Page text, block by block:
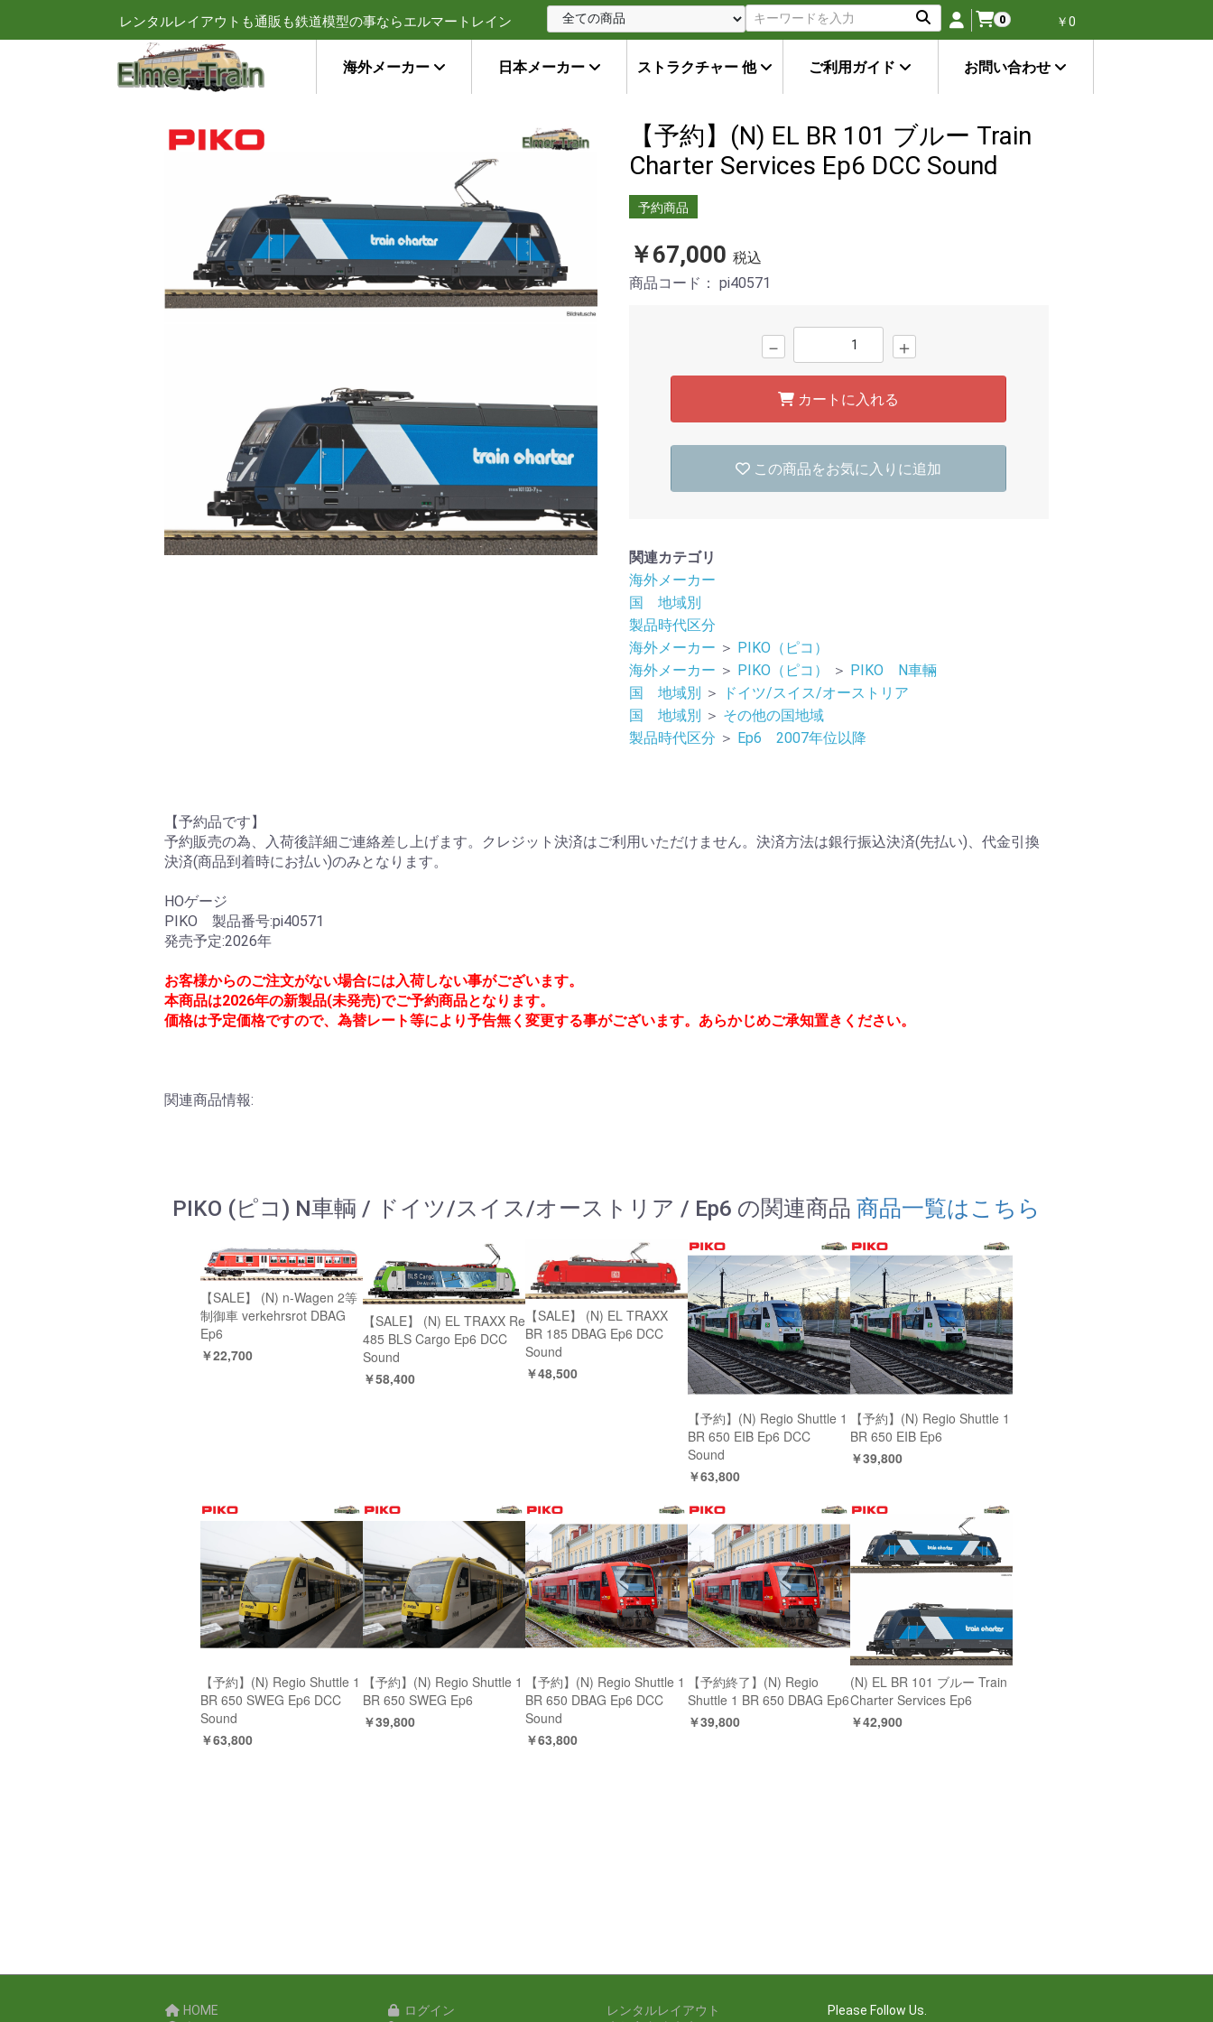
レンタルレイアウトも通販も鉄道模型の事ならエルマートレイン 0 ￥0
海外メーカー 日本メーカー ストラクチャー 他 ご利用ガイド お問い合わせ
【予約】(N) EL BR 101 ブルー Train
Charter Services Ep6 DCC Sound
予約商品
￥67,000 税込
商品コード： pi40571
－ ＋
カートに入れる
この商品をお気に入りに追加
関連カテゴリ
海外メーカー
国 地域別
製品時代区分
海外メーカー ＞ PIKO（ピコ）
海外メーカー ＞ PIKO（ピコ） ＞ PIKO N車輛
国 地域別 ＞
ドイツ/スイス/オーストリア
国 地域別 ＞ その他の国地域
製品時代区分 ＞ Ep6 2007年位以降
【予約品です】
予約販売の為、入荷後詳細ご連絡差し上げます。クレジット決済はご利用いただけません。決済方法は銀行振込決済(先払い)、代金引換
決済(商品到着時にお払い)のみとなります。
HOゲージ
PIKO 製品番号:pi40571
発売予定:2026年
お客様からのご注文がない場合には入荷しない事がございます。
本商品は2026年の新製品(未発売)でご予約商品となります。
価格は予定価格ですので、為替レート等により予告無く変更する事がございます。あらかじめご承知置きください。
関連商品情報:
PIKO (ピコ) N車輌 / ドイツ/スイス/オーストリア / Ep6 の関連商品 商品一覧はこちら
【SALE】 (N) n-Wagen 2等
制御車 verkehrsrot DBAG
Ep6
￥22,700
【SALE】 (N) EL TRAXX Re
485 BLS Cargo Ep6 DCC
Sound
￥58,400
【SALE】 (N) EL TRAXX
BR 185 DBAG Ep6 DCC
Sound
￥48,500
【予約】(N) Regio Shuttle 1
BR 650 EIB Ep6 DCC
Sound
￥63,800
【予約】(N) Regio Shuttle 1
BR 650 EIB Ep6
￥39,800
【予約】(N) Regio Shuttle 1
BR 650 SWEG Ep6 DCC
Sound
￥63,800
【予約】(N) Regio Shuttle 1
BR 650 SWEG Ep6
￥39,800
【予約】(N) Regio Shuttle 1
BR 650 DBAG Ep6 DCC
Sound
￥63,800
【予約終了】(N) Regio
Shuttle 1 BR 650 DBAG Ep6
￥39,800
(N) EL BR 101 ブルー Train
Charter Services Ep6
￥42,900
HOME
ログイン
レンタルレイアウト
Please Follow Us.